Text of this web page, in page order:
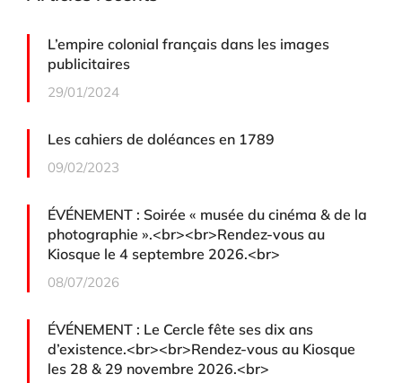
L’empire colonial français dans les images
publicitaires
29/01/2024
Les cahiers de doléances en 1789
09/02/2023
ÉVÉNEMENT : Soirée « musée du cinéma & de la
photographie ».<br><br>Rendez-vous au
Kiosque le 4 septembre 2026.<br>
08/07/2026
ÉVÉNEMENT : Le Cercle fête ses dix ans
d’existence.<br><br>Rendez-vous au Kiosque
les 28 & 29 novembre 2026.<br>